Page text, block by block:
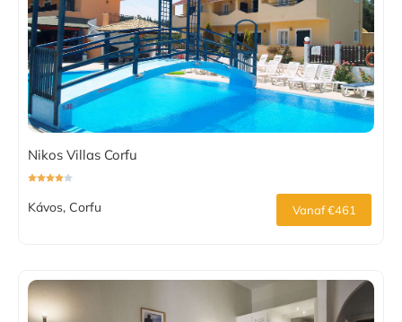
Nikos Villas Corfu
Kávos, Corfu Vanaf €461